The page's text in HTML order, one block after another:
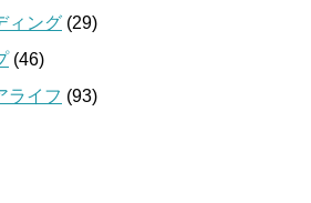
ィング (29)
(46)
ライフ (93)